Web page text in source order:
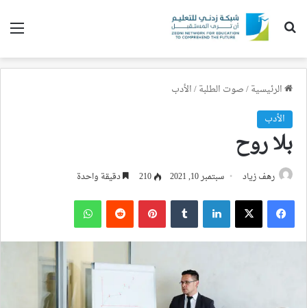
بحث عن
الرئيسية/صوت الطلبة/الأدب
الأدب
بلا روح
رهف زياد سبتمبر 10, 2021 210 دقيقة واحدة
فيسبوك ‫X لينكدإن بينتيريست واتساب